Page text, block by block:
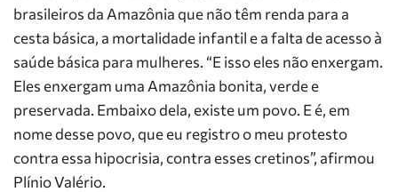
brasileiros da Amazônia que não têm renda para a
cesta básica, a mortalidade infantil e a falta de acesso à
saúde básica para mulheres. “E isso eles não enxergam.
Eles enxergam uma Amazônia bonita, verde e
preservada. Embaixo dela, existe um povo. E é, em
nome desse povo, que eu registro o meu protesto
contra essa hipocrisia, contra esses cretinos”, afirmou
Plínio Valério.